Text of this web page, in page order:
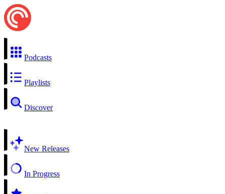
Podcasts
Playlists
Discover
New Releases
In Progress